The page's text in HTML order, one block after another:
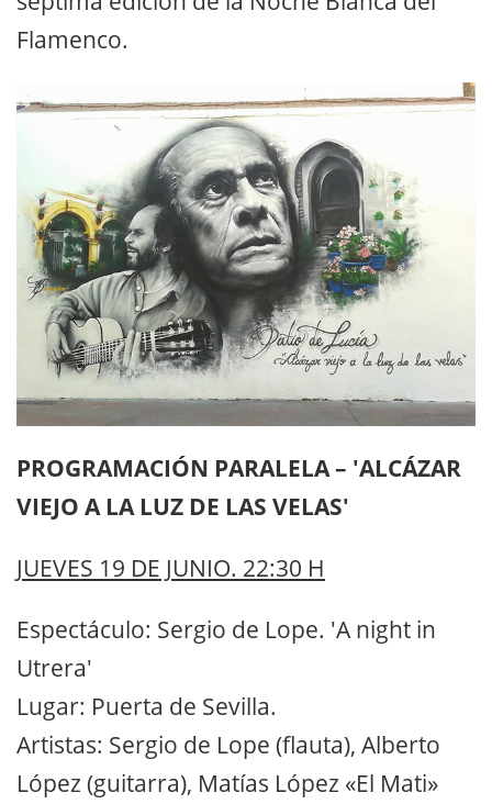
Flamenco.
PROGRAMACIÓN PARALELA – 'ALCÁZAR
VIEJO A LA LUZ DE LAS VELAS'
JUEVES 19 DE JUNIO. 22:30 H
Espectáculo: Sergio de Lope. 'A night in
Utrera'
Lugar: Puerta de Sevilla.
Artistas: Sergio de Lope (flauta), Alberto
López (guitarra), Matías López «El Mati»